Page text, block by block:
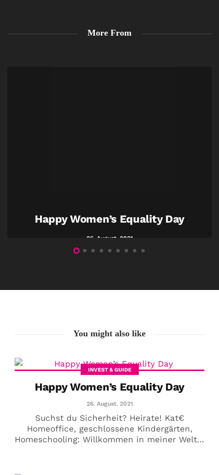
More From
Happy Women’s Equality Day
26. August. 2021
You might also like
INVEST & GUIDE
Happy Women’s Equality Day
26. August. 2021
Suchst du Sicherheit? Heirate! Kat€
Homeoffice, geschlossene Kindergärten,
Homeschooling: Willkommen in meiner Welt...